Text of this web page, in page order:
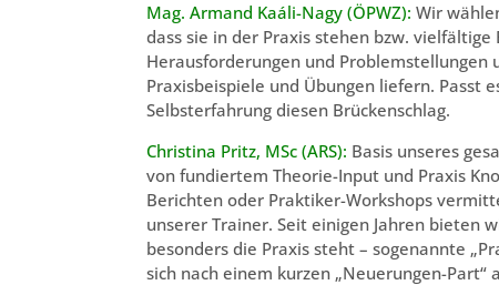
Mag. Armand Kaáli-Nagy (ÖPWZ): Wir
dass sie in der Praxis stehen bzw.
Herausforderungen und
Praxisbeispiele und Übungen liefern. Passt
Selbsterfahrung diesen Brückenschlag.
Christina Pritz, MSc (ARS): Basis unseres
von fundiertem Theorie-Input und Praxis
Berichten oder Praktiker-Workshops
unserer Trainer. Seit einigen Jahren bieten
besonders die Praxis steht – sogenannte
sich nach einem kurzen „Neuerungen-